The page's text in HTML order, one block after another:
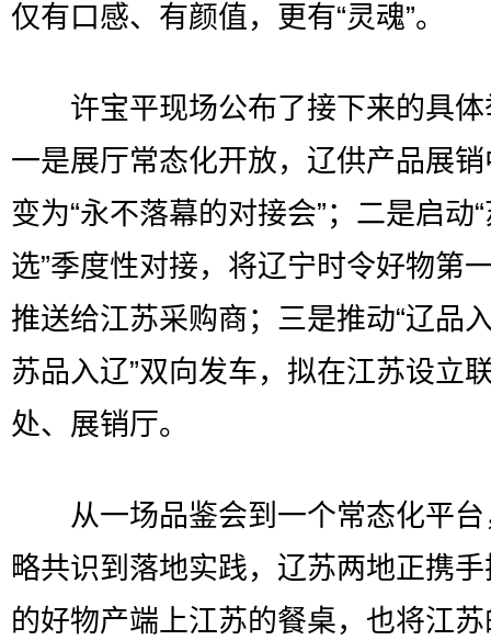
仅有口感、有颜值，更有“灵魂”。
许宝平现场公布了接下来的具体
一是展厅常态化开放，辽供产品展
变为“永不落幕的对接会”；二是启动
选”季度性对接，将辽宁时令好物第
推送给江苏采购商；三是推动“辽品
苏品入辽”双向发车，拟在江苏设立
处、展销厅。
从一场品鉴会到一个常态化平台
略共识到落地实践，辽苏两地正携
的好物产端上江苏的餐桌，也将江